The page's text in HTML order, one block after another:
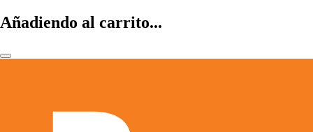
Añadiendo al carrito...